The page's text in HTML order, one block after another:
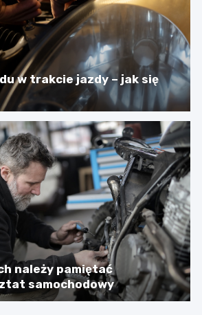
w trakcie jazdy – jak się
należy pamiętać
samochodowy